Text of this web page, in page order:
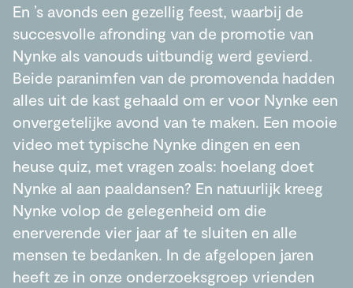
En ’s avonds een gezellig feest, waarbij de
succesvolle afronding van de promotie van
Nynke als vanouds uitbundig werd gevierd.
Beide paranimfen van de promovenda hadden
alles uit de kast gehaald om er voor Nynke een
onvergetelijke avond van te maken. Een mooie
video met typische Nynke dingen en een
heuse quiz, met vragen zoals: hoelang doet
Nynke al aan paaldansen? En natuurlijk kreeg
Nynke volop de gelegenheid om die
enerverende vier jaar af te sluiten en alle
mensen te bedanken. In de afgelopen jaren
heeft ze in onze onderzoeksgroep vrienden